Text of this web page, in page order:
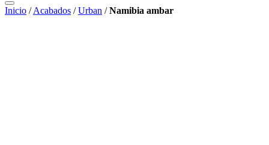
Inicio /Acabados /Urban /Namibia ambar